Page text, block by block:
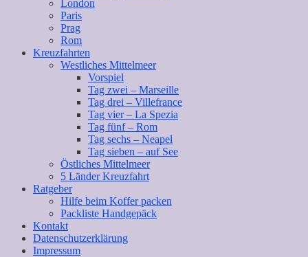
London
Paris
Prag
Rom
Kreuzfahrten
Westliches Mittelmeer
Vorspiel
Tag zwei – Marseille
Tag drei – Villefrance
Tag vier – La Spezia
Tag fünf – Rom
Tag sechs – Neapel
Tag sieben – auf See
Östliches Mittelmeer
5 Länder Kreuzfahrt
Ratgeber
Hilfe beim Koffer packen
Packliste Handgepäck
Kontakt
Datenschutzerklärung
Impressum